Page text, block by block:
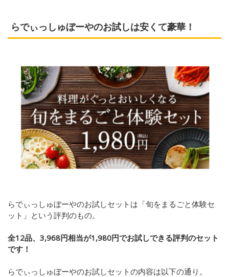
らでぃっしゅぼーやのお試しは安くて豪華！
らでぃっしゅぼーやのお試しセットは「旬をまるごと体験セ
ット」という評判のもの。
全12品、3,968円相当が1,980円でお試しできる評判のセット
です！
らでぃっしゅぼーやのお試しセットの内容は以下の通り。